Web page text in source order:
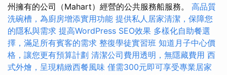
州擁有的公司（Mahart）經營的公共服務船服務。 高品質
洗碗槽，為廚房增添實用功能 提供私人居家清潔，保障您
的隱私與需求 提高WordPress SEO效果 多樣化自助餐選
擇，滿足所有賓客的需求 整復學徒實習班 知道月子中心價
格，讓您更有預算計劃 清潔公司費用透明，無隱藏費用 西
式外燴，呈現精緻西餐風味 僅需300元即可享受專業居家